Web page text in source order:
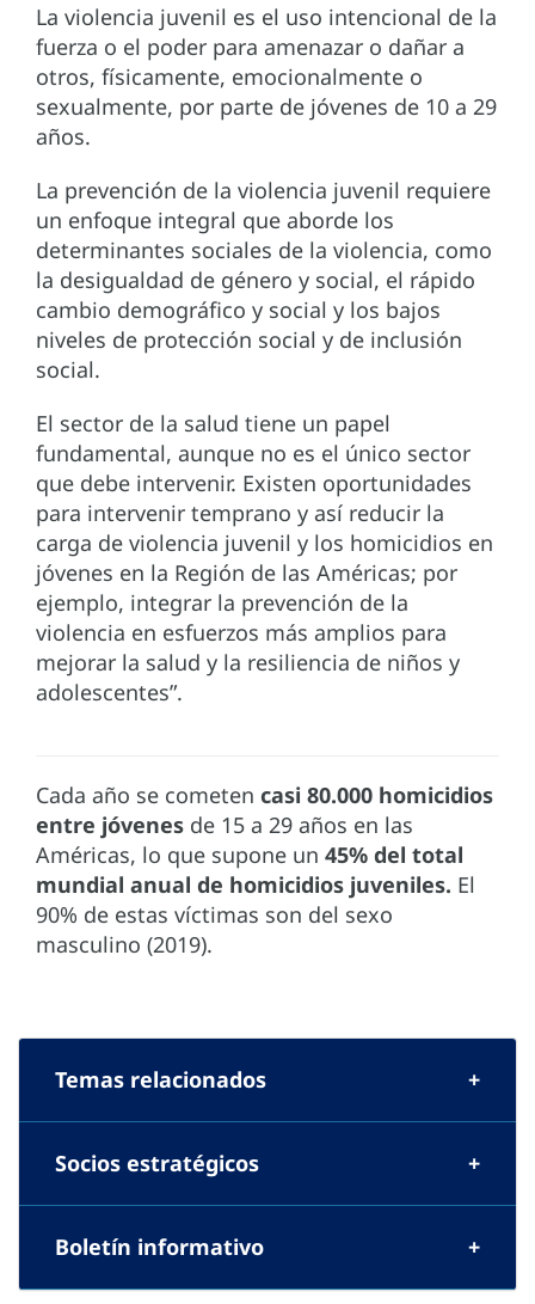
La violencia juvenil es el uso intencional de la
fuerza o el poder para amenazar o dañar a
otros, físicamente, emocionalmente o
sexualmente, por parte de jóvenes de 10 a 29
años.
La prevención de la violencia juvenil requiere
un enfoque integral que aborde los
determinantes sociales de la violencia, como
la desigualdad de género y social, el rápido
cambio demográfico y social y los bajos
niveles de protección social y de inclusión
social.
El sector de la salud tiene un papel
fundamental, aunque no es el único sector
que debe intervenir. Existen oportunidades
para intervenir temprano y así reducir la
carga de violencia juvenil y los homicidios en
jóvenes en la Región de las Américas; por
ejemplo, integrar la prevención de la
violencia en esfuerzos más amplios para
mejorar la salud y la resiliencia de niños y
adolescentes”.
Cada año se cometen casi 80.000 homicidios
entre jóvenes de 15 a 29 años en las
Américas, lo que supone un 45% del total
mundial anual de homicidios juveniles. El
90% de estas víctimas son del sexo
masculino (2019).
Temas relacionados
Socios estratégicos
Boletín informativo